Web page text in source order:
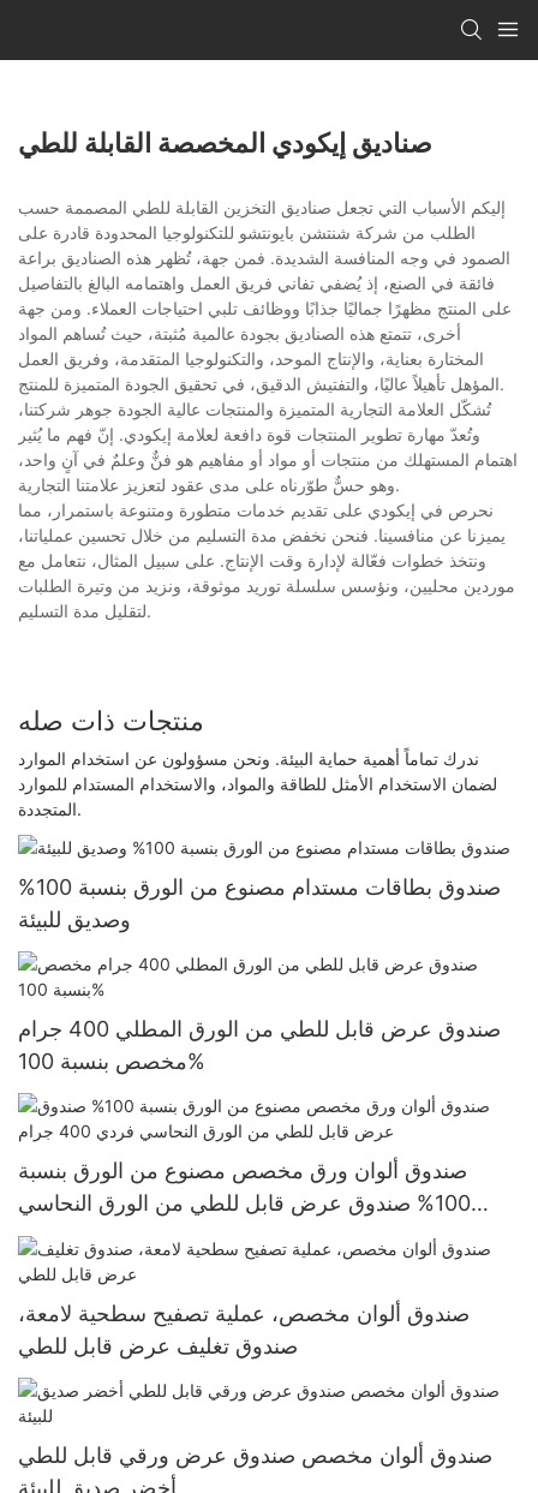
صناديق إيكودي المخصصة القابلة للطي
إليكم الأسباب التي تجعل صناديق التخزين القابلة للطي المصممة حسب
الطلب من شركة شنتشن بايونتشو للتكنولوجيا المحدودة قادرة على
الصمود في وجه المنافسة الشديدة. فمن جهة، تُظهر هذه الصناديق براعة
فائقة في الصنع، إذ يُضفي تفاني فريق العمل واهتمامه البالغ بالتفاصيل
على المنتج مظهرًا جماليًا جذابًا ووظائف تلبي احتياجات العملاء. ومن جهة
أخرى، تتمتع هذه الصناديق بجودة عالمية مُثبتة، حيث تُساهم المواد
المختارة بعناية، والإنتاج الموحد، والتكنولوجيا المتقدمة، وفريق العمل
المؤهل تأهيلاً عاليًا، والتفتيش الدقيق، في تحقيق الجودة المتميزة للمنتج.
تُشكّل العلامة التجارية المتميزة والمنتجات عالية الجودة جوهر شركتنا،
وتُعدّ مهارة تطوير المنتجات قوة دافعة لعلامة إيكودي. إنّ فهم ما يُثير
اهتمام المستهلك من منتجات أو مواد أو مفاهيم هو فنٌّ وعلمٌ في آنٍ واحد،
وهو حسٌّ طوّرناه على مدى عقود لتعزيز علامتنا التجارية.
نحرص في إيكودي على تقديم خدمات متطورة ومتنوعة باستمرار، مما
يميزنا عن منافسينا. فنحن نخفض مدة التسليم من خلال تحسين عملياتنا،
ونتخذ خطوات فعّالة لإدارة وقت الإنتاج. على سبيل المثال، نتعامل مع
موردين محليين، ونؤسس سلسلة توريد موثوقة، ونزيد من وتيرة الطلبات
لتقليل مدة التسليم.
منتجات ذات صله
ندرك تماماً أهمية حماية البيئة. ونحن مسؤولون عن استخدام الموارد
لضمان الاستخدام الأمثل للطاقة والمواد، والاستخدام المستدام للموارد
المتجددة.
صندوق بطاقات مستدام مصنوع من الورق بنسبة 100%
وصديق للبيئة
صندوق عرض قابل للطي من الورق المطلي 400 جرام
مخصص بنسبة 100%
صندوق ألوان ورق مخصص مصنوع من الورق بنسبة
100% صندوق عرض قابل للطي من الورق النحاسي
صندوق ألوان مخصص، عملية تصفيح سطحية لامعة،
صندوق تغليف عرض قابل للطي
صندوق ألوان مخصص صندوق عرض ورقي قابل للطي
أخضر صديق للبيئة